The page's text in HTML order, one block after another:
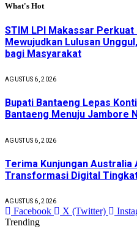
What's Hot
STIM LPI Makassar Perkuat
Mewujudkan Lulusan
bagi Masyarakat
AGUSTUS 6, 2026
Bupati Bantaeng Lepas
Bantaeng Menuju Jambore
AGUSTUS 6, 2026
Terima Kunjungan Australia
Transformasi Digital
AGUSTUS 6, 2026
Facebook X (Twitter)
Trending